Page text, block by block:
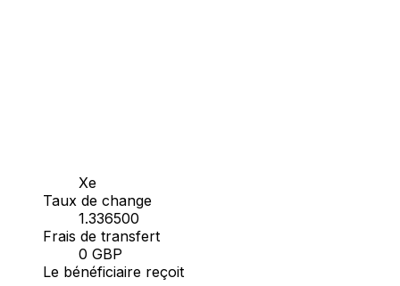
Xe
Taux de change
1.336500
Frais de transfert
0 GBP
Le bénéficiaire reçoit